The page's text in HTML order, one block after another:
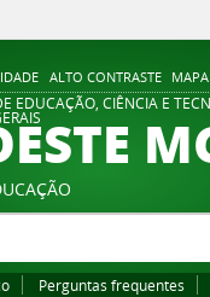
ALTO CONTRASTE
EDUCAÇÃO, CIÊNCIA E
Perguntas frequentes